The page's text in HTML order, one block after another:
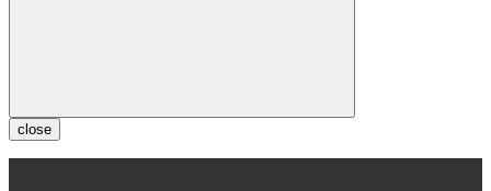
close